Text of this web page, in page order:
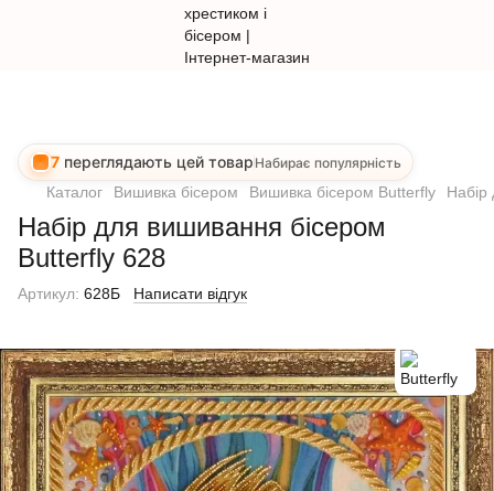
7 переглядають цей товар Набирає популярність
Каталог Вишивка бісером Вишивка бісером Butterfly
Набір для вишивання бісером
Butterfly 628
Артикул: 628Б Написати відгук